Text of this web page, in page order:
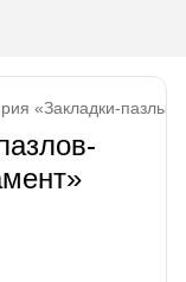
«Закладки-пазлы»